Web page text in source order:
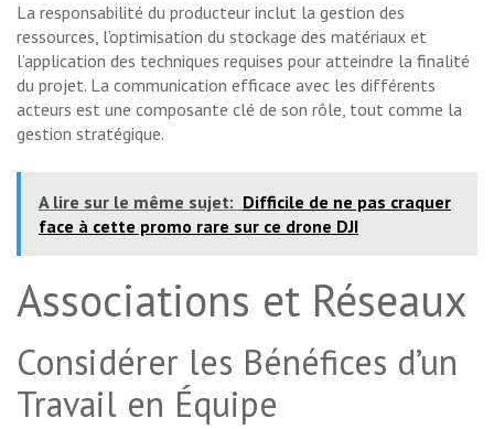
La responsabilité du producteur inclut la gestion des
ressources, l’optimisation du stockage des matériaux et
l’application des techniques requises pour atteindre la finalité
du projet. La communication efficace avec les différents
acteurs est une composante clé de son rôle, tout comme la
gestion stratégique.
A lire sur le même sujet: Difficile de ne pas craquer
face à cette promo rare sur ce drone DJI
Associations et Réseaux
Considérer les Bénéfices d’un
Travail en Équipe